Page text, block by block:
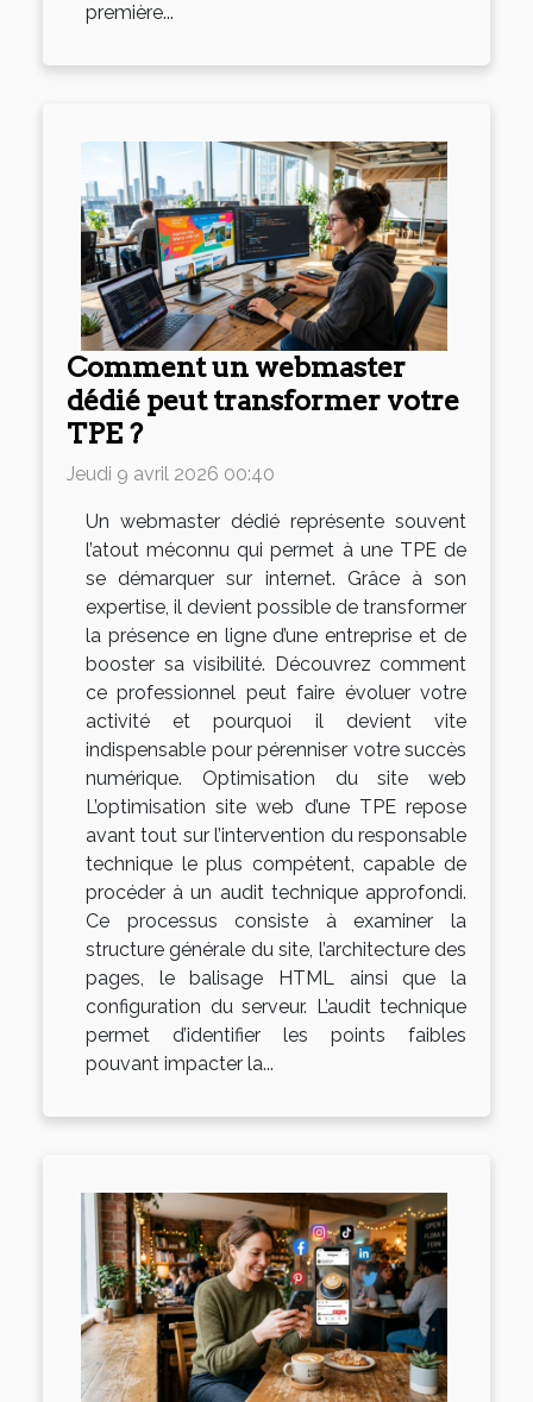
première...
Comment un webmaster
dédié peut transformer votre
TPE ?
Jeudi 9 avril 2026 00:40
Un webmaster dédié représente souvent
l’atout méconnu qui permet à une TPE de
se démarquer sur internet. Grâce à son
expertise, il devient possible de transformer
la présence en ligne d’une entreprise et de
booster sa visibilité. Découvrez comment
ce professionnel peut faire évoluer votre
activité et pourquoi il devient vite
indispensable pour pérenniser votre succès
numérique. Optimisation du site web
L’optimisation site web d’une TPE repose
avant tout sur l’intervention du responsable
technique le plus compétent, capable de
procéder à un audit technique approfondi.
Ce processus consiste à examiner la
structure générale du site, l’architecture des
pages, le balisage HTML ainsi que la
configuration du serveur. L’audit technique
permet d’identifier les points faibles
pouvant impacter la...